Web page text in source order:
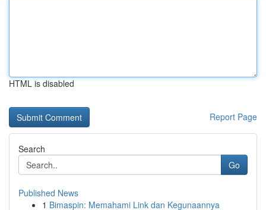
HTML is disabled
Report Page
Search
Go
Published News
1 Bimaspin: Memahami Link dan Kegunaannya